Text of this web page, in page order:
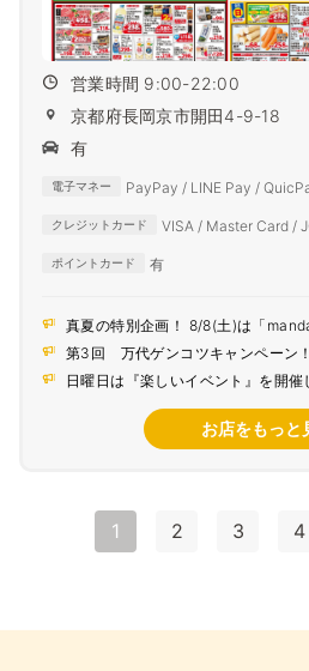
営業時間 9:00-22:00
京都府長岡京市開田4-9-18
有
電子マネー
PayPay / LINE Pay /
クレジットカード
VISA / Master Card /
ポイントカード 有
真夏の特別企画！ 8/8(土)は「
くとポイント5倍！
第3回 万代ゲンコツキャンペーン！
日曜日は『楽しいイベント』を開催
お店をもっと
1 2 3 4